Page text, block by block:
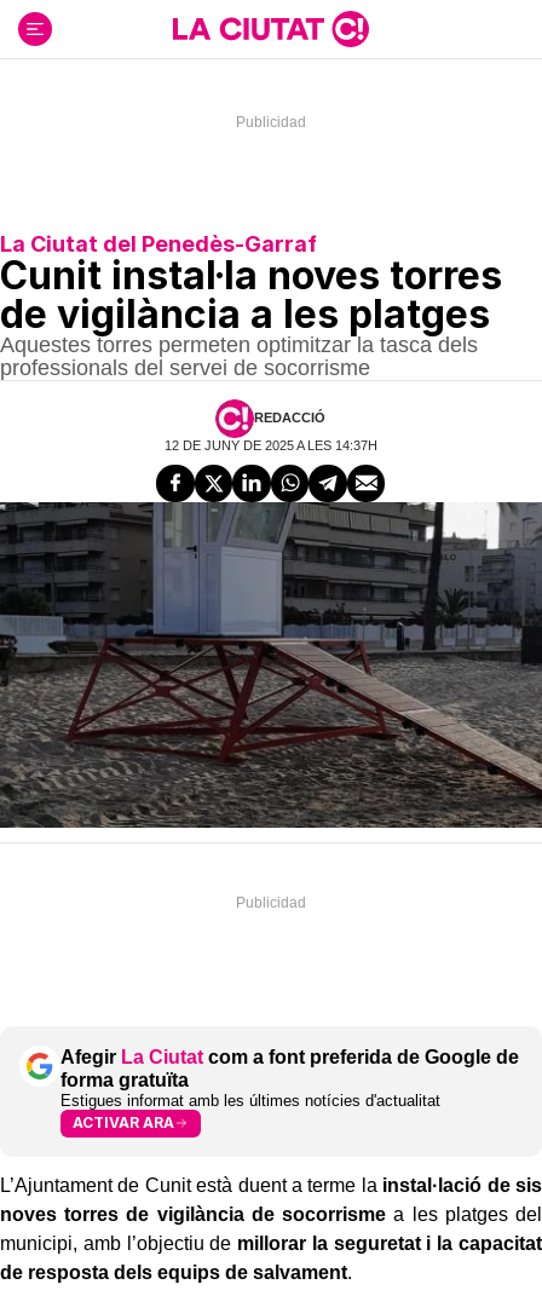
contenido
La Ciutat del Penedès-Garraf
Cunit instal·la noves torres
de vigilància a les platges
Aquestes torres permeten optimitzar la tasca dels
professionals del servei de socorrisme
REDACCIÓ
12 DE JUNY DE 2025 A LES 14:37H
Afegir La Ciutat com a font preferida de Google de
forma gratuïta
Estigues informat amb les últimes notícies d'actualitat
ACTIVAR ARA
L’Ajuntament de Cunit està duent a terme la instal·lació de sis
noves torres de vigilància de socorrisme a les platges del
municipi, amb l’objectiu de millorar la seguretat i la capacitat
de resposta dels equips de salvament.